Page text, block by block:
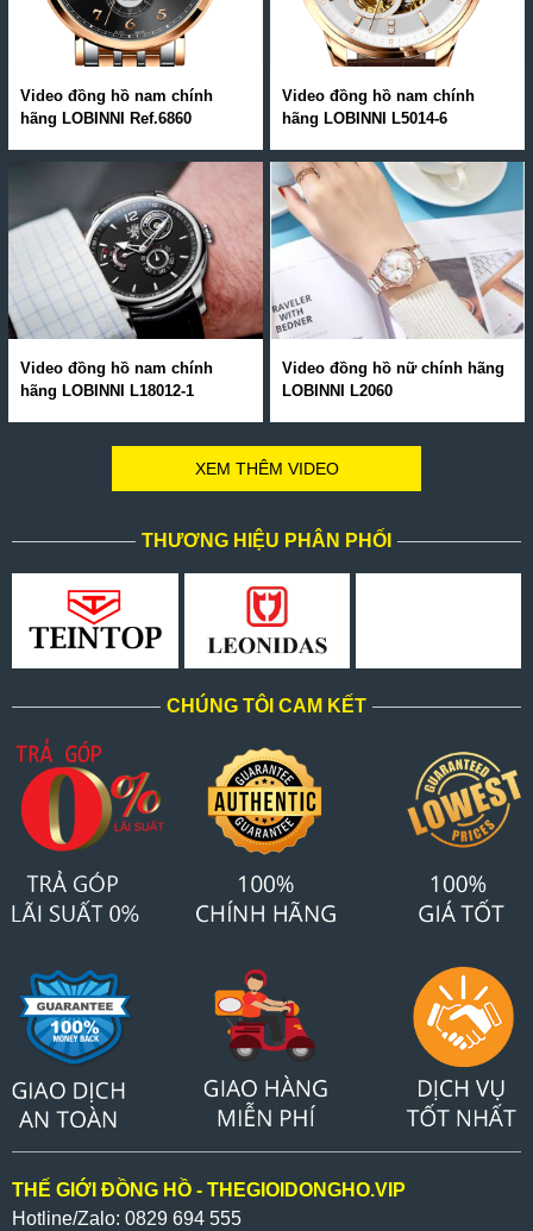
Video đồng hồ nam chính
hãng LOBINNI Ref.6860
Video đồng hồ nam chính
hãng LOBINNI L5014-6
Video đồng hồ nam chính
hãng LOBINNI L18012-1
Video đồng hồ nữ chính hãng
LOBINNI L2060
XEM THÊM VIDEO
THƯƠNG HIỆU PHÂN PHỐI
CHÚNG TÔI CAM KẾT
THẾ GIỚI ĐỒNG HỒ - THEGIOIDONGHO.VIP
Hotline/Zalo: 0829 694 555